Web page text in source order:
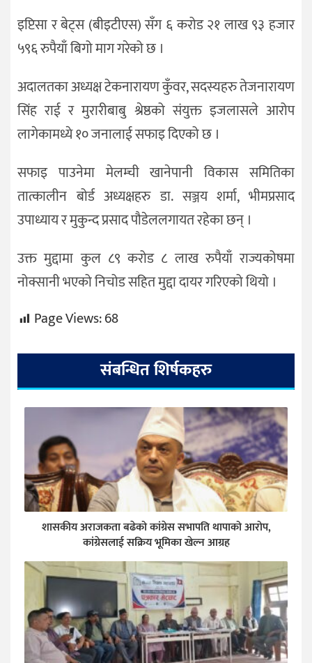
इप्टिसा र बेट्स (बीइटीएस) सँग ६ करोड २१ लाख ९३ हजार
५९६ रुपैयाँ बिगो माग गरेको छ ।
अदालतका अध्यक्ष टेकनारायण कुँवर, सदस्यहरु तेजनारायण
सिंह राई र मुरारीबाबु श्रेष्ठको संयुक्त इजलासले आरोप
लागेकामध्ये १० जनालाई सफाइ दिएको छ ।
सफाइ पाउनेमा मेलम्ची खानेपानी विकास समितिका
तात्कालीन बोर्ड अध्यक्षहरु डा. सञ्जय शर्मा, भीमप्रसाद
उपाध्याय र मुकुन्द प्रसाद पौडेललगायत रहेका छन् ।
उक्त मुद्दामा कुल ८९ करोड ८ लाख रुपैयाँ राज्यकोषमा
नोक्सानी भएको निचोड सहित मुद्दा दायर गरिएको थियो ।
Page Views:68
संबन्धित शिर्षकहरु
शासकीय अराजकता बढेको कांग्रेस सभापति थापाको आरोप,
कांग्रेसलाई सक्रिय भूमिका खेल्न आग्रह